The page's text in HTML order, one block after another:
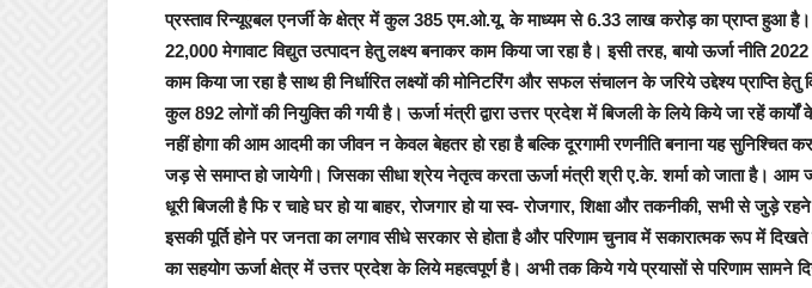
प्रस्ताव रिन्यूएबल एनर्जी के क्षेत्र में कुल 385 एम.ओ.यू. के माध्यम से 6.33 लाख करोड़ का प्राप्त हुआ है।
22,000 मेगावाट विद्युत उत्पादन हेतु लक्ष्य बनाकर काम किया जा रहा है। इसी तरह, बायो ऊर्जा नीति
काम किया जा रहा है साथ ही निर्धारित लक्ष्यों की मोनिटरिंग और सफल संचालन के जरिये उद्देश्य प्राप्ति
कुल 892 लोगों की नियुक्ति की गयी है। ऊर्जा मंत्री द्वारा उत्तर प्रदेश में बिजली के लिये किये जा रहें
नहीं होगा की आम आदमी का जीवन न केवल बेहतर हो रहा है बल्कि दूरगामी रणनीति बनाना यह सुनिश्चित
जड़ से समाप्त हो जायेगी। जिसका सीधा श्रेय नेतृत्व करता ऊर्जा मंत्री श्री ए.के. शर्मा को जाता है। आम
धूरी बिजली है फि र चाहे घर हो या बाहर, रोजगार हो या स्व- रोजगार, शिक्षा और तकनीकी, सभी से जुड़े
इसकी पूर्ति होने पर जनता का लगाव सीधे सरकार से होता है और परिणाम चुनाव में सकारात्मक रूप में
का सहयोग ऊर्जा क्षेत्र में उत्तर प्रदेश के लिये महत्वपूर्ण है। अभी तक किये गये प्रयासों से परिणाम सामने